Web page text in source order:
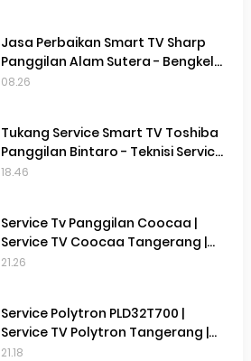
Jasa Perbaikan Smart TV Sharp
Panggilan Alam Sutera - Bengkel
Service Smart TV Sharp Panggilan
08.26
Tukang Service Smart TV Toshiba
Panggilan Bintaro - Teknisi Service
Smart TV Toshiba Terdekat
18.46
Service Tv Panggilan Coocaa |
Service TV Coocaa Tangerang |
Service TV Terdekat di Gading
21.26
Service Polytron PLD32T700 |
Service TV Polytron Tangerang |
Service Tv Terdekat Gading
21.18